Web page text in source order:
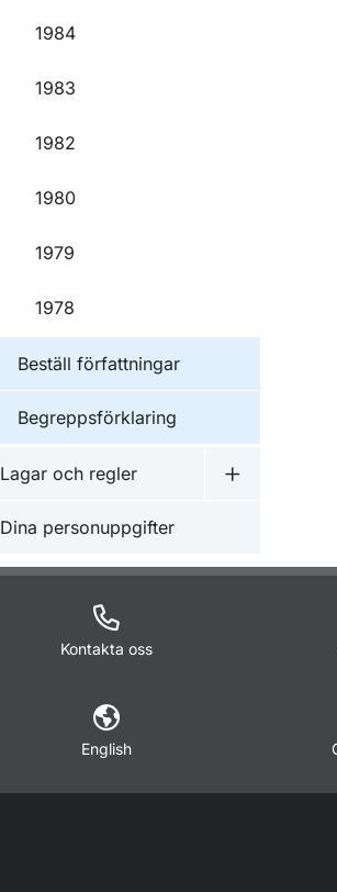
1984
1983
1982
1980
1979
1978
Beställ författningar
Begreppsförklaring
Lagar och regler
Undermeny
Dina personuppgifter
Kontakta oss
English